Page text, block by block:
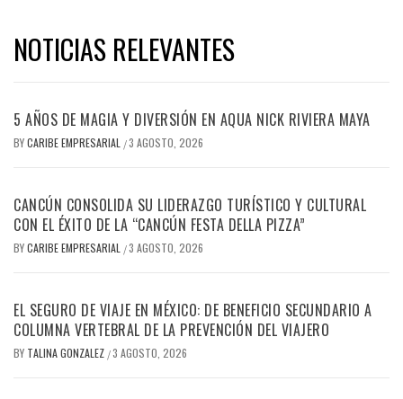
NOTICIAS RELEVANTES
5 AÑOS DE MAGIA Y DIVERSIÓN EN AQUA NICK RIVIERA MAYA
BYCARIBE EMPRESARIAL /3 AGOSTO, 2026
CANCÚN CONSOLIDA SU LIDERAZGO TURÍSTICO Y CULTURAL
CON EL ÉXITO DE LA “CANCÚN FESTA DELLA PIZZA”
BYCARIBE EMPRESARIAL /3 AGOSTO, 2026
EL SEGURO DE VIAJE EN MÉXICO: DE BENEFICIO SECUNDARIO A
COLUMNA VERTEBRAL DE LA PREVENCIÓN DEL VIAJERO
BY TALINA GONZALEZ /3 AGOSTO, 2026